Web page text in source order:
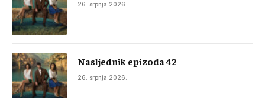
26. srpnja 2026.
Nasljednik epizoda 42
26. srpnja 2026.